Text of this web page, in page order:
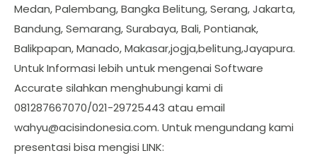
Medan, Palembang, Bangka Belitung, Serang, Jakarta,
Bandung, Semarang, Surabaya, Bali, Pontianak,
Balikpapan, Manado, Makasar,jogja,belitung,Jayapura.
Untuk Informasi lebih untuk mengenai Software
Accurate silahkan menghubungi kami di
081287667070/021-29725443 atau email
wahyu@acisindonesia.com. Untuk mengundang kami
presentasi bisa mengisi LINK: